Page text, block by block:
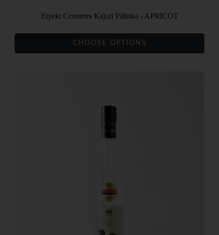
Etyeki Czimeres Kajszi Pálinka - APRICOT
CHOOSE OPTIONS